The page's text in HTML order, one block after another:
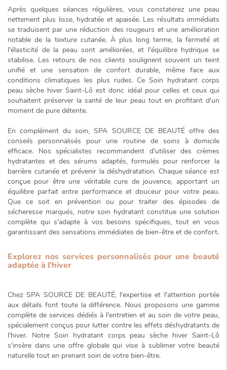
Après quelques séances régulières, vous constaterez une peau
nettement plus lisse, hydratée et apaisée. Les résultats immédiats
se traduisent par une réduction des rougeurs et une amélioration
notable de la texture cutanée. À plus long terme, la fermeté et
l'élasticité de la peau sont améliorées, et l'équilibre hydrique se
stabilise. Les retours de nos clients soulignent souvent un teint
unifié et une sensation de confort durable, même face aux
conditions climatiques les plus rudes. CeSoin hydratant corps
peau sèche hiver Saint-Lô est donc idéal pour celles et ceux qui
souhaitent préserver la santé de leur peau tout en profitant d'un
moment de pure détente.
En complément du soin, SPA SOURCE DE BEAUTÉ offre des
conseils personnalisés pour une routine de soins à domicile
efficace. Nos spécialistes recommandent d'utiliser des crèmes
hydratantes et des sérums adaptés, formulés pour renforcer la
barrière cutanée et prévenir la déshydratation. Chaque séance est
conçue pour être une véritable cure de jouvence, apportant un
équilibre parfait entre performance et douceur pour votre peau.
Que ce soit en prévention ou pour traiter des épisodes de
sécheresse marqués, notre soin hydratant constitue une solution
complète qui s'adapte à vos besoins spécifiques, tout en vous
garantissant des sensations immédiates de bien-être et de confort.
Explorez nos services personnalisés pour une beauté
adaptée à l'hiver
Chez SPA SOURCE DE BEAUTÉ, l'expertise et l'attention portée
aux détails font toute la différence. Nous proposons une gamme
complète de services dédiés à l'entretien et au soin de votre peau,
spécialement conçus pour lutter contre les effets déshydratants de
l'hiver. Notre Soin hydratant corps peau sèche hiver Saint-Lô
s'insère dans une offre globale qui vise à sublimer votre beauté
naturelle tout en prenant soin de votre bien-être.